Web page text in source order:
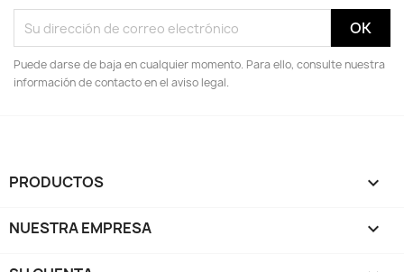
Puede darse de baja en cualquier momento. Para ello, consulte nuestra
información de contacto en el aviso legal.
PRODUCTOS 
NUESTRA EMPRESA 